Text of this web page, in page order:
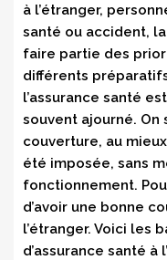
à l’étranger,
santé ou accident,
faire partie des
différents
l’assurance santé
souvent ajourné. On
couverture, au
été imposée, sans
fonctionnement.
d’avoir une bonne
l’étranger. Voici les
d’assurance santé à